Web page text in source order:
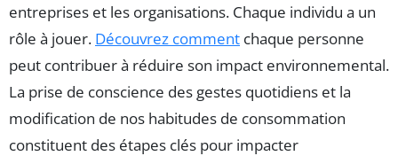
entreprises et les organisations. Chaque individu a un
rôle à jouer. Découvrez comment chaque personne
peut contribuer à réduire son impact environnemental.
La prise de conscience des gestes quotidiens et la
modification de nos habitudes de consommation
constituent des étapes clés pour impacter